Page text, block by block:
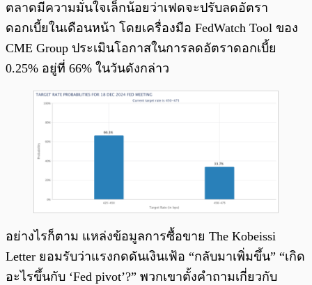
ตลาดมีความมั่นใจเล็กน้อยว่าเฟดจะปรับลดอัตรา
ดอกเบี้ยในเดือนหน้า โดยเครื่องมือ FedWatch Tool ของ
CME Group ประเมินโอกาสในการลดอัตราดอกเบี้ย
0.25% อยู่ที่ 66% ในวันดังกล่าว
อย่างไรก็ตาม แหล่งข้อมูลการซื้อขาย The Kobeissi
Letter ยอมรับว่าแรงกดดันเงินเฟ้อ “กลับมาเพิ่มขึ้น” “เกิด
อะไรขึ้นกับ ‘Fed pivot’?” พวกเขาตั้งคำถามเกี่ยวกับ